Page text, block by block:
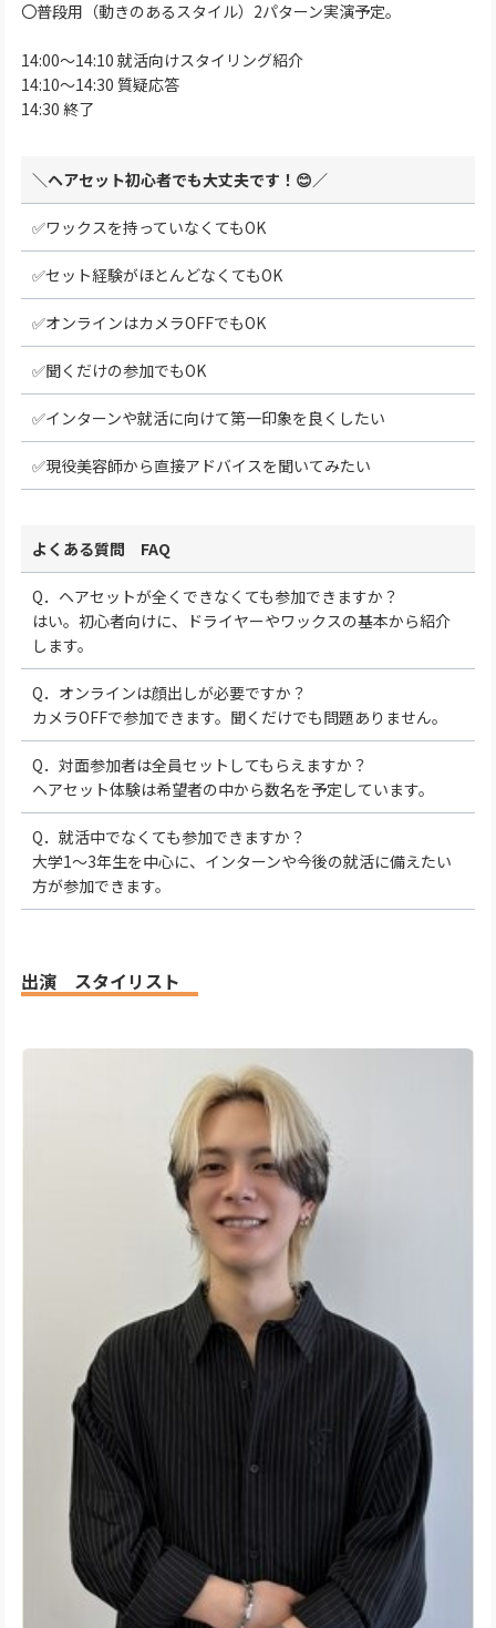
〇普段用（動きのあるスタイル）2パターン実演予定。
14:00～14:10 就活向けスタイリング紹介
14:10～14:30 質疑応答
14:30 終了
＼ヘアセット初心者でも大丈夫です！😊／
✅ワックスを持っていなくてもOK
✅セット経験がほとんどなくてもOK
✅オンラインはカメラOFFでもOK
✅聞くだけの参加でもOK
✅インターンや就活に向けて第一印象を良くしたい
✅現役美容師から直接アドバイスを聞いてみたい
よくある質問 FAQ
Q．ヘアセットが全くできなくても参加できますか？
はい。初心者向けに、ドライヤーやワックスの基本から紹介
します。
Q．オンラインは顔出しが必要ですか？
カメラOFFで参加できます。聞くだけでも問題ありません。
Q．対面参加者は全員セットしてもらえますか？
ヘアセット体験は希望者の中から数名を予定しています。
Q．就活中でなくても参加できますか？
大学1～3年生を中心に、インターンや今後の就活に備えたい
方が参加できます。
出演 スタイリスト